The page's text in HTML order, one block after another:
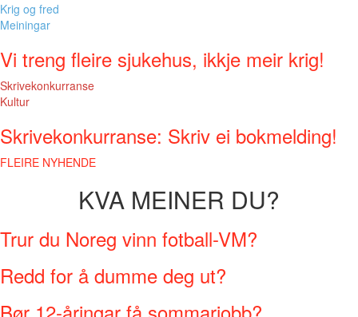
Krig og fred
Meiningar
Vi treng fleire sjukehus, ikkje meir krig!
Skrivekonkurranse
Kultur
Skrivekonkurranse: Skriv ei bokmelding!
FLEIRE NYHENDE
KVA MEINER DU?
Trur du Noreg vinn fotball-VM?
Redd for å dumme deg ut?